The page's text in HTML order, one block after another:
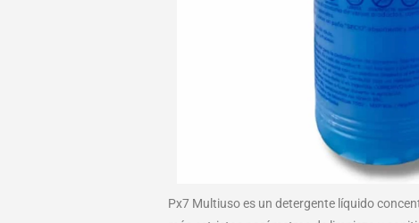
Px7 Multiuso es un detergente líquido